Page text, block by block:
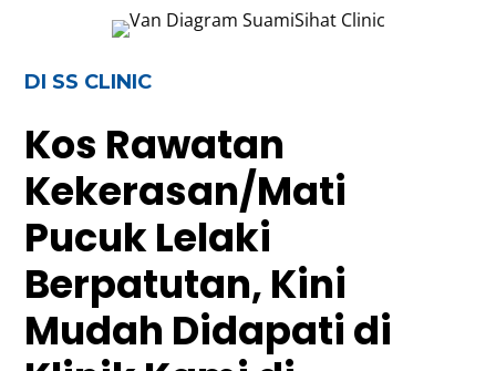
DI SS CLINIC
Kos Rawatan
Kekerasan/Mati
Pucuk Lelaki
Berpatutan, Kini
Mudah Didapati di